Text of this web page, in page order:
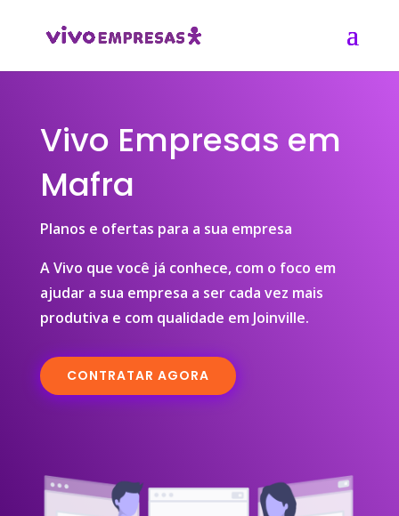
Vivo Empresas em
Mafra
Planos e ofertas para a sua empresa
A Vivo que você já conhece, com o foco em
ajudar a sua empresa a ser cada vez mais
produtiva e com qualidade em Joinville.
CONTRATAR AGORA